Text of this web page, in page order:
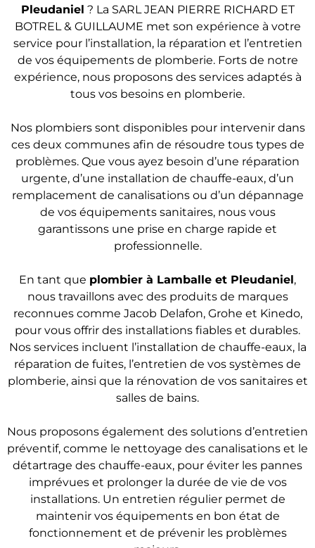
Pleudaniel ? La SARL JEAN PIERRE RICHARD ET
BOTREL & GUILLAUME met son expérience à votre
service pour l’installation, la réparation et l’entretien
de vos équipements de plomberie. Forts de notre
expérience, nous proposons des services adaptés à
tous vos besoins en plomberie.
Nos plombiers sont disponibles pour intervenir dans
ces deux communes afin de résoudre tous types de
problèmes. Que vous ayez besoin d’une réparation
urgente, d’une installation de chauffe-eaux, d’un
remplacement de canalisations ou d’un dépannage
de vos équipements sanitaires, nous vous
garantissons une prise en charge rapide et
professionnelle.
En tant que plombier à Lamballe et Pleudaniel,
nous travaillons avec des produits de marques
reconnues comme Jacob Delafon, Grohe et Kinedo,
pour vous offrir des installations fiables et durables.
Nos services incluent l’installation de chauffe-eaux, la
réparation de fuites, l’entretien de vos systèmes de
plomberie, ainsi que la rénovation de vos sanitaires et
salles de bains.
Nous proposons également des solutions d’entretien
préventif, comme le nettoyage des canalisations et le
détartrage des chauffe-eaux, pour éviter les pannes
imprévues et prolonger la durée de vie de vos
installations. Un entretien régulier permet de
maintenir vos équipements en bon état de
fonctionnement et de prévenir les problèmes